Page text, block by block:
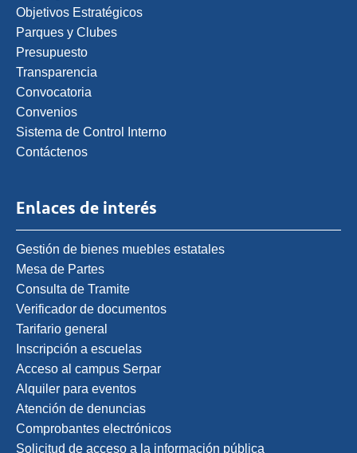
Objetivos Estratégicos
Parques y Clubes
Presupuesto
Transparencia
Convocatoria
Convenios
Sistema de Control Interno
Contáctenos
Enlaces de interés
Gestión de bienes muebles estatales
Mesa de Partes
Consulta de Tramite
Verificador de documentos
Tarifario general
Inscripción a escuelas
Acceso al campus Serpar
Alquiler para eventos
Atención de denuncias
Comprobantes electrónicos
Solicitud de acceso a la información pública